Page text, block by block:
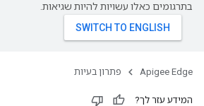
בתרגומים כאלו עשויות להיות שגיאות.
Apigee Edge פתרון בעיות
המידע עזר לך?